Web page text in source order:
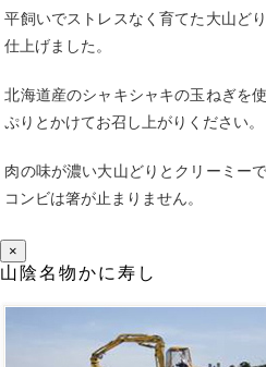
平飼いでストレスなく育てた大山ど
仕上げました。
北海道産のシャキシャキの玉ねぎを
ぷりとかけてお召し上がりください。
肉の味が濃い大山どりとクリーミー
コンビは箸が止まりません。
×
山陰名物かに寿し